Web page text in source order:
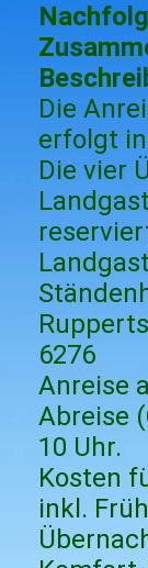
Die
erfolgt
Die vier
6276
Anreise
Abreise
10 Uhr.
Kosten
inkl.